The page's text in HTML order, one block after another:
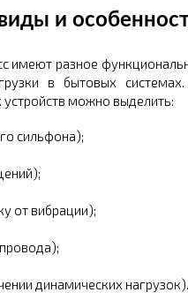
и
имеют разное
в бытовых
можно выделить:
сильфона);
от вибрации);
динамических нагрузок).